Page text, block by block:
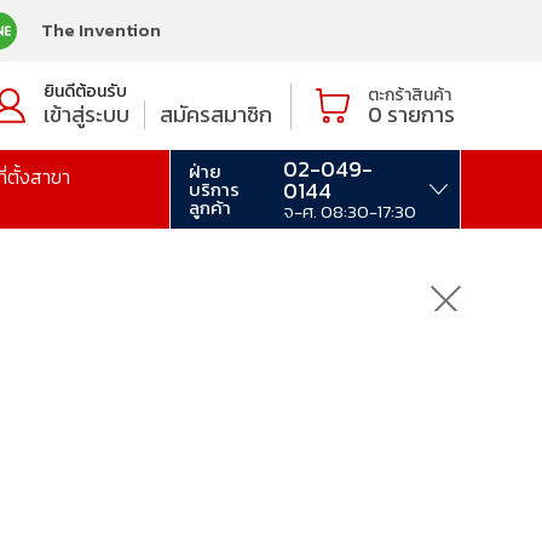
The Invention
ยินดีต้อนรับ
เข้าสู่ระบบ สมัครสมาชิก
ตะกร้าสินค้า
0 รายการ
ตั้งสาขา ฝ่าย
บริการ
ลูกค้า
02-049-
0144
จ-ศ. 08:30-17:30